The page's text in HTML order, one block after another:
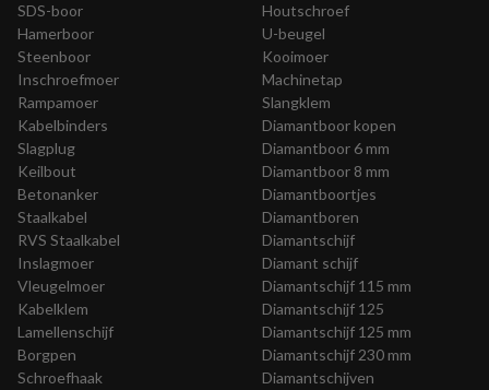
SDS-boor
Hamerboor
Steenboor
Houtschroef
U-beugel
Kooimoer
Inschroefmoer
Rampamoer
Kabelbinders
Slagplug
Keilbout
Betonanker
Staalkabel
RVS Staalkabel
Inslagmoer
Vleugelmoer
Kabelklem
Lamellenschijf
Borgpen
Schroefhaak
Machinetap
Slangklem
Diamantboor kopen
Diamantboor 6 mm
Diamantboor 8 mm
Diamantboortjes
Diamantboren
Diamantschijf
Diamant schijf
Diamantschijf 115 mm
Diamantschijf 125
Diamantschijf 125 mm
Diamantschijf 230 mm
Diamantschijven